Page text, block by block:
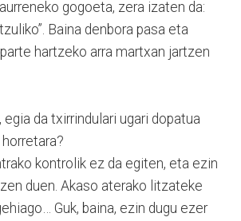
gogoeta, zera izaten da:
Baina denbora pasa eta
hartzeko arra martxan jartzen
da txirrindulari ugari dopatua
kontrolik ez da egiten, eta ezin
duen. Akaso aterako litzateke
Guk, baina, ezin dugu ezer